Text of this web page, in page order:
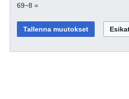
69−8 =